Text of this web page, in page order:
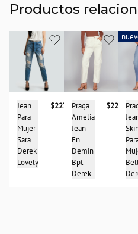
Productos
Jean
Para
Mujer
Sara
Derek
Lovely
$227.900Praga
Amelia
Jean
En
Demin
Bpt
Derek
$227.900